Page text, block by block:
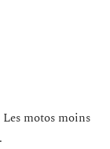
Les motos moins